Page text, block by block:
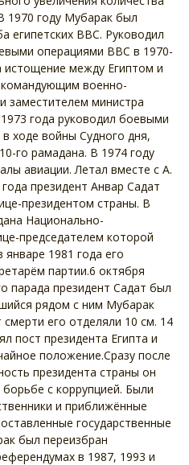
1970 году Мубарак был
египетских ВВС. Руководил
операциями ВВС в 1970-
истощение между Египтом и
командующим военно-
заместителем министра
года руководил боевыми
ходе войны Судного дня,
го рамадана. В 1974 году
авиации. Летал вместе с А.
президент Анвар Садат
президентом страны. В
Национально-
председателем которой
1981 года его
партии.6 октября
парада президент Садат был
рядом с ним Мубарак
его отделяли 10 см. 14
пост президента Египта и
положение.Сразу после
президента страны он
с коррупцией. Были
и приближённые
государственные
был переизбран
в 1987, 1993 и